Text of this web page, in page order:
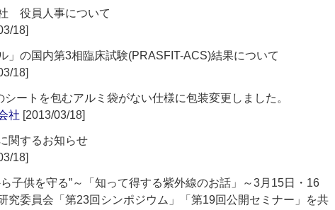
役員人事について
18]
」の国内第3相臨床試験(PRASFIT-ACS)結果について
18]
シートを包むアルミ袋がない仕様に包装変更しました。
社 [2013/03/18]
関するお知らせ
18]
ら子供を守る”～「知って得する紫外線のお話」～3月15日・16
委員会「第23回シンポジウム」「第19回公開セミナー」を共